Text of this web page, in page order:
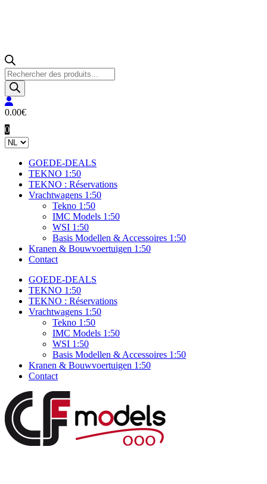
Producten
zoeken
0.00€
0
GOEDE-DEALS
TEKNO 1:50
TEKNO : Réservations
Vrachtwagens 1:50
Tekno 1:50
IMC Models 1:50
WSI 1:50
Basis Modellen & Accessoires 1:50
Kranen & Bouwvoertuigen 1:50
Contact
GOEDE-DEALS
TEKNO 1:50
TEKNO : Réservations
Vrachtwagens 1:50
Tekno 1:50
IMC Models 1:50
WSI 1:50
Basis Modellen & Accessoires 1:50
Kranen & Bouwvoertuigen 1:50
Contact